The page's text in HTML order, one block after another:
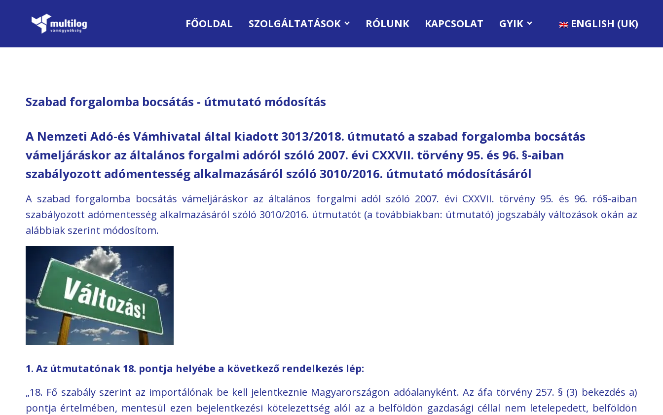
FŐOLDAL SZOLGÁLTATÁSOK RÓLUNK KAPCSOLAT GYIK ENGLISH (UK)
Szabad forgalomba bocsátás - útmutató módosítás
A Nemzeti Adó-és Vámhivatal által kiadott 3013/2018. útmutató a szabad forgalomba bocsátás
vámeljáráskor az általános forgalmi adóról szóló 2007. évi CXXVII. törvény 95. és 96. §-aiban
szabályozott adómentesség alkalmazásáról szóló 3010/2016. útmutató módosításáról
A szabad forgalomba bocsátás vámeljáráskor az általános forgalmi adól szóló 2007. évi CXXVII. törvény 95. és 96. ró§-aiban
szabályozott adómentesség alkalmazásáról szóló 3010/2016. útmutatót (a továbbiakban: útmutató) jogszabály változások okán az
alábbiak szerint módosítom.
1. Az útmutatónak 18. pontja helyébe a következő rendelkezés lép:
„18. Fő szabály szerint az importálónak be kell jelentkeznie Magyarországon adóalanyként. Az áfa törvény 257. § (3) bekezdés a)
pontja értelmében, mentesül ezen bejelentkezési kötelezettség alól az a belföldön gazdasági céllal nem letelepedett, belföldön